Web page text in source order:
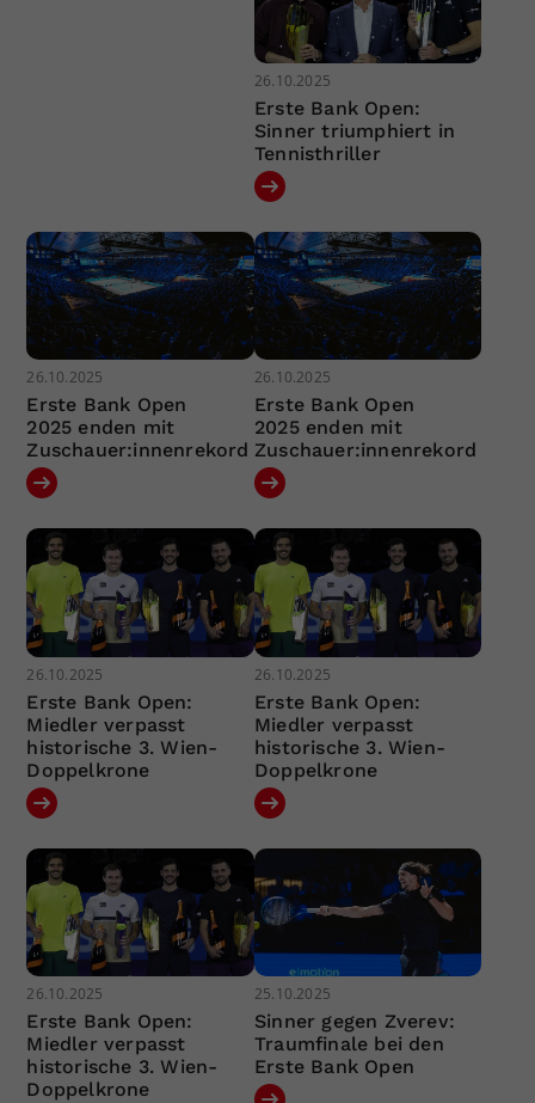
26.10.2025
Erste Bank Open:
Sinner triumphiert in
Tennisthriller
26.10.2025
Erste Bank Open
2025 enden mit
Zuschauer:innenrekord
26.10.2025
Erste Bank Open
2025 enden mit
Zuschauer:innenrekord
26.10.2025
Erste Bank Open:
Miedler verpasst
historische 3. Wien-
Doppelkrone
26.10.2025
Erste Bank Open:
Miedler verpasst
historische 3. Wien-
Doppelkrone
26.10.2025
Erste Bank Open:
Miedler verpasst
historische 3. Wien-
Doppelkrone
25.10.2025
Sinner gegen Zverev:
Traumfinale bei den
Erste Bank Open